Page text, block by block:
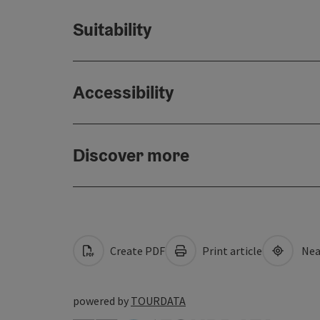
Suitability
Accessibility
Discover more
Create PDF Print article
powered by TOURDATA